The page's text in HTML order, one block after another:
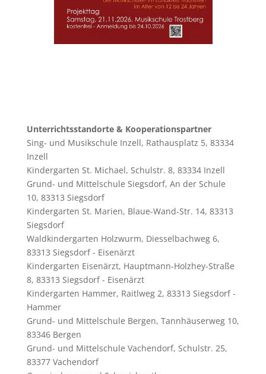
Unterrichtsstandorte & Kooperationspartner
Sing- und Musikschule Inzell, Rathausplatz 5, 83334
Inzell
Kindergarten St. Michael, Schulstr. 8, 83334 Inzell
Grund- und Mittelschule Siegsdorf, An der Schule
10, 83313 Siegsdorf
Kindergarten St. Marien, Blaue-Wand-Str. 14, 83313
Siegsdorf
Waldkindergarten Holzwurm, Diesselbachweg 6,
83313 Siegsdorf - Eisenärzt
Kindergarten Eisenärzt, Hauptmann-Holzhey-Straße
8, 83313 Siegsdorf - Eisenärzt
Kindergarten Hammer, Raitlweg 2, 83313 Siegsdorf -
Hammer
Grund- und Mittelschule Bergen, Tannhäuserweg 10,
83346 Bergen
Grund- und Mittelschule Vachendorf, Schulstr. 25,
83377 Vachendorf